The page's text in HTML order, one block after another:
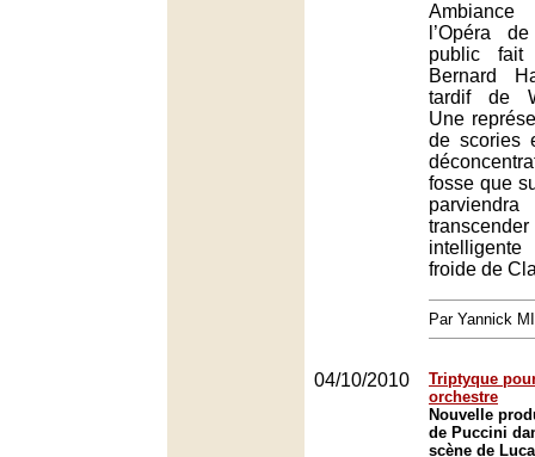
l’Opéra
public
Bernard
tardif de
Une
de scories
fosse que
froide de
Par Yannick
04/10/2010
Triptyque
orchestre
Nouvelle
de Puccini
scène de